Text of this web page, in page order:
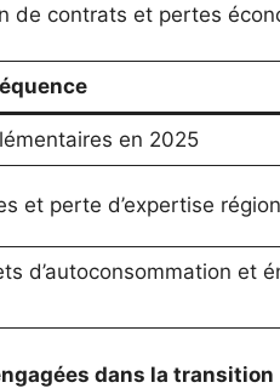
de contrats et pertes
en 2025
et perte d’expertise
d’autoconsommation et
dans la transition